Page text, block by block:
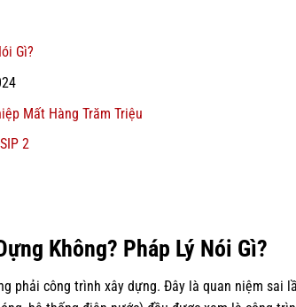
Gì?
Mất Hàng Trăm Triệu
2
Không? Pháp Lý Nói Gì?
phải công trình xây dựng. Đây là quan niệm sai